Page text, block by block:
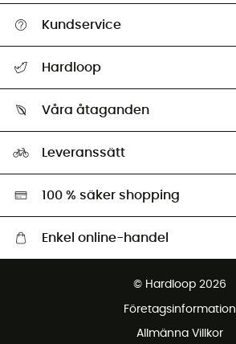
Kundservice
Retur & återbetalning
Hardloop
Ambassadörer
Våra åtaganden
Miljöanpassat urval
Leveranssätt
100 % säker shopping
Enkel online-handel
Gratis retur inom 100 dagar
© Hardloop 2026
Företagsinformation
Allmänna Villkor